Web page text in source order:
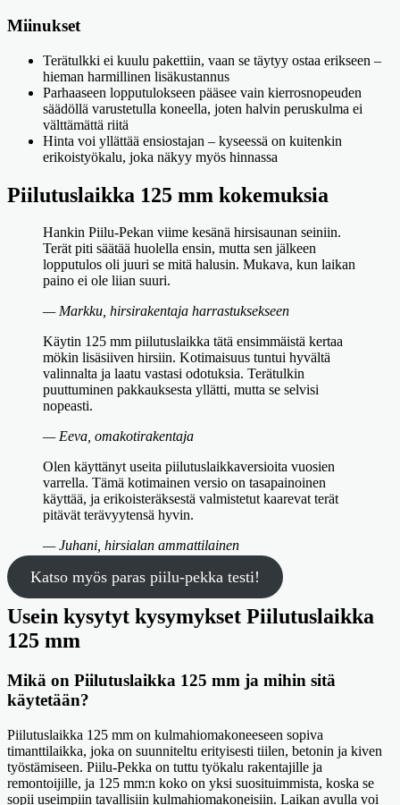
Miinukset
Terätulkki ei kuulu pakettiin, vaan se täytyy ostaa erikseen –
hieman harmillinen lisäkustannus
Parhaaseen lopputulokseen pääsee vain kierrosnopeuden
säädöllä varustetulla koneella, joten halvin peruskulma ei
välttämättä riitä
Hinta voi yllättää ensiostajan – kyseessä on kuitenkin
erikoistyökalu, joka näkyy myös hinnassa
Piilutuslaikka 125 mm kokemuksia
Hankin Piilu-Pekan viime kesänä hirsisaunan seiniin.
Terät piti säätää huolella ensin, mutta sen jälkeen
lopputulos oli juuri se mitä halusin. Mukava, kun laikan
paino ei ole liian suuri.
— Markku, hirsirakentaja harrastuksekseen
Käytin 125 mm piilutuslaikka tätä ensimmäistä kertaa
mökin lisäsiiven hirsiin. Kotimaisuus tuntui hyvältä
valinnalta ja laatu vastasi odotuksia. Terätulkin
puuttuminen pakkauksesta yllätti, mutta se selvisi
nopeasti.
— Eeva, omakotirakentaja
Olen käyttänyt useita piilutuslaikkaversioita vuosien
varrella. Tämä kotimainen versio on tasapainoinen
käyttää, ja erikoisteräksestä valmistetut kaarevat terät
pitävät terävyytensä hyvin.
— Juhani, hirsialan ammattilainen
Katso myös paras piilu-pekka testi!
Usein kysytyt kysymykset Piilutuslaikka
125 mm
Mikä on Piilutuslaikka 125 mm ja mihin sitä
käytetään?
Piilutuslaikka 125 mm on kulmahiomakoneeseen sopiva
timanttilaikka, joka on suunniteltu erityisesti tiilen, betonin ja kiven
työstämiseen. Piilu-Pekka on tuttu työkalu rakentajille ja
remontoijille, ja 125 mm:n koko on yksi suosituimmista, koska se
sopii useimpiin tavallisiin kulmahiomakoneisiin. Laikan avulla voi